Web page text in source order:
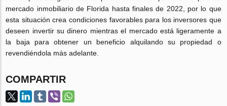
mercado inmobiliario de Florida hasta finales de 2022, por lo que
esta situación crea condiciones favorables para los inversores que
deseen invertir su dinero mientras el mercado está ligeramente a
la baja para obtener un beneficio alquilando su propiedad o
revendiéndola más adelante.
COMPARTIR